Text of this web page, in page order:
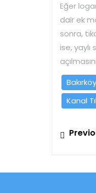
Eğer
dair ek
sonra,
ise, yaylı
Kanal
Yazı